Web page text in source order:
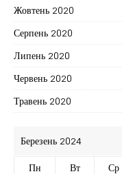
Жовтень 2020
Серпень 2020
Липень 2020
Червень 2020
Травень 2020
Березень 2024
Пн
Вт Ср